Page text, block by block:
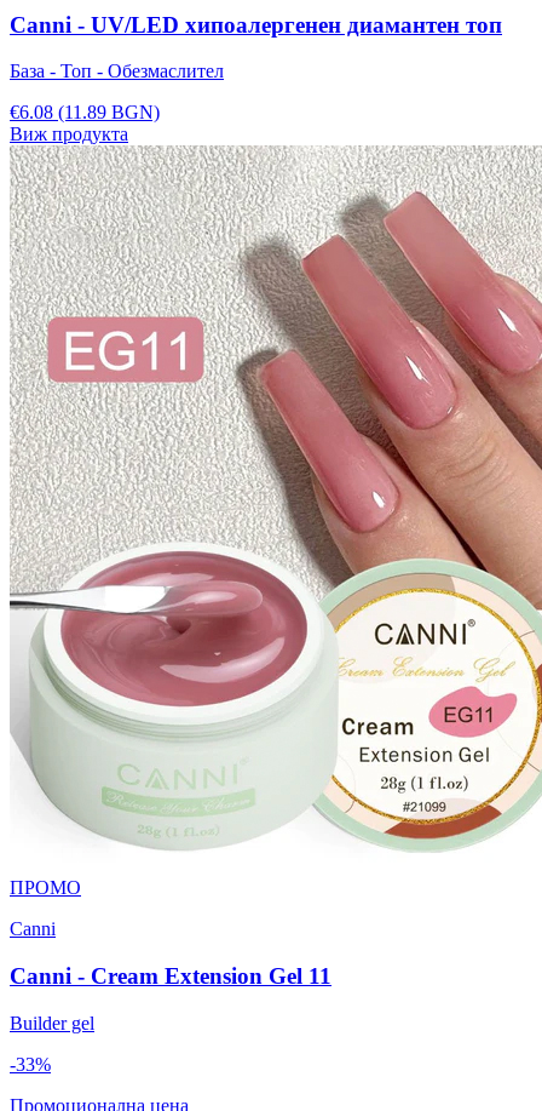
Canni - UV/LED хипоалергенен диамантен топ
База - Топ - Обезмаслител
€6.08 (11.89 BGN)
Виж продукта
ПРОМО
Canni
Canni - Cream Extension Gel 11
Builder gel
-33%
Промоционална цена